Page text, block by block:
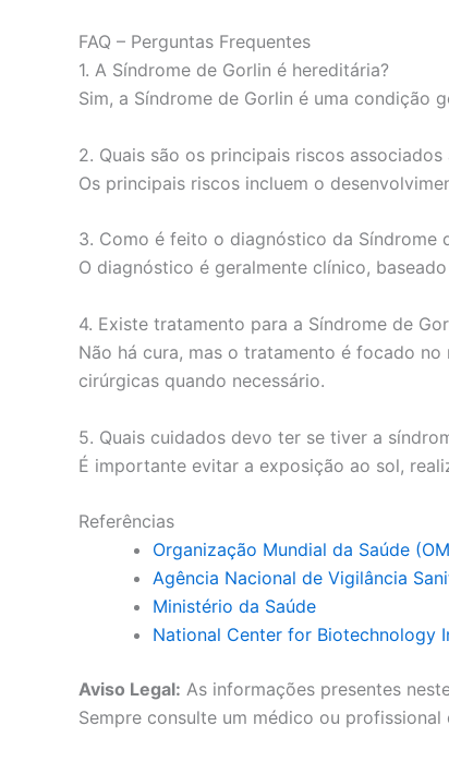
FAQ – Perguntas Frequentes
1. A Síndrome de Gorlin é hereditária?
Sim, a Síndrome de Gorlin é uma condição
2. Quais são os principais riscos associados
Os principais riscos incluem o
3. Como é feito o diagnóstico da Síndrome
O diagnóstico é geralmente clínico,
4. Existe tratamento para a Síndrome de
Não há cura, mas o tratamento é focado
cirúrgicas quando necessário.
5. Quais cuidados devo ter se tiver a
É importante evitar a exposição ao sol,
Referências
Organização Mundial da Saúde
Agência Nacional de Vigilância
Ministério da Saúde
National Center for Biotechnology
Aviso Legal: As informações presentes
Sempre consulte um médico ou